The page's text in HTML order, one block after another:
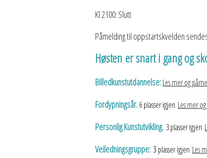
Kl 2100: Slutt
Påmelding til oppstartskvelden
Høsten er snart i gang og
Billedkunstutdannelse:Les mer og
Fordypningsår.6plasser igjen Les mer
Personlig Kunstutvikling. 3 plasser igjen
Veiledningsgruppe: 3 plasser igjen Les